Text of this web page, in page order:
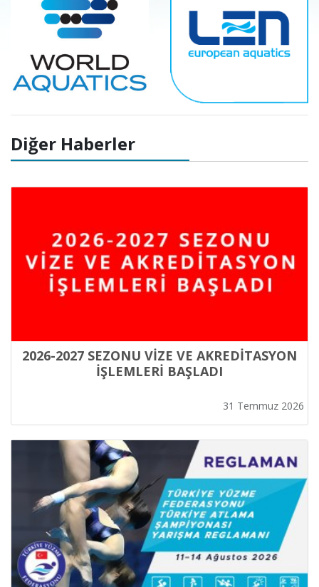
Diğer Haberler
2026-2027 SEZONU VİZE VE AKREDİTASYON
İŞLEMLERİ BAŞLADI
31 Temmuz 2026